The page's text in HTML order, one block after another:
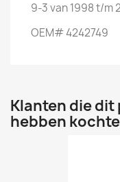
9-3 van 1998 t/m
OEM# 4242749
Klanten die
hebben